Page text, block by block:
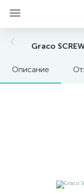
Graco
Описание